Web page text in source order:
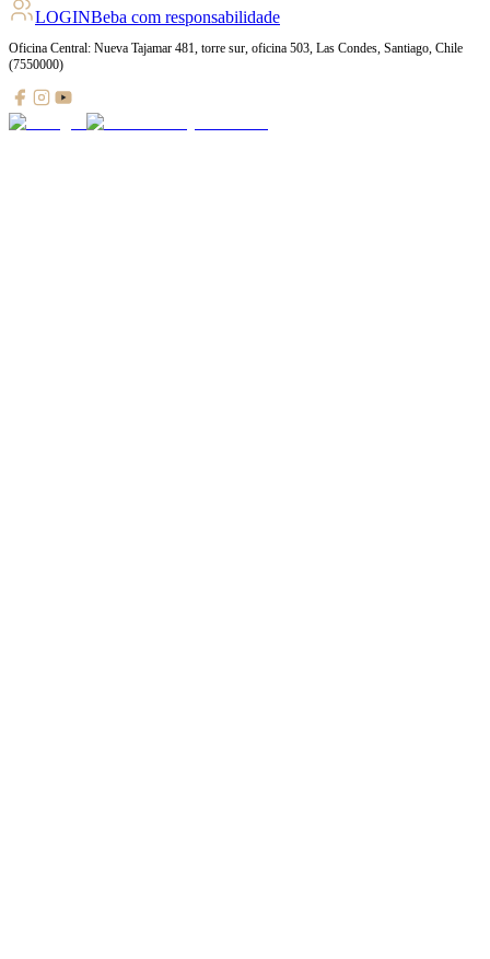
LOGINBeba com responsabilidade
Oficina Central: Nueva Tajamar 481, torre sur, oficina 503, Las Condes, Santiago, Chile
(7550000)